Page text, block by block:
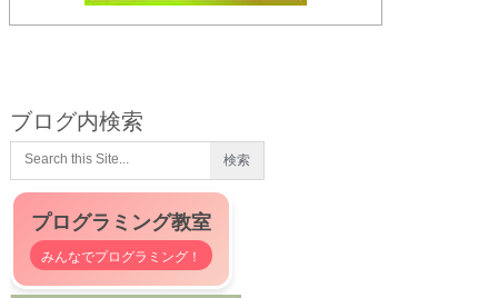
ブログ内検索
プログラミング教室
みんなでプログラミング！